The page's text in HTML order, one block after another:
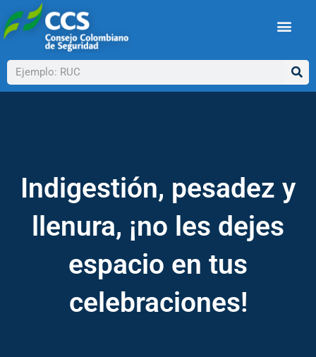
al
contenido
Buscar
Indigestión, pesadez y
llenura, ¡no les dejes
espacio en tus
celebraciones!